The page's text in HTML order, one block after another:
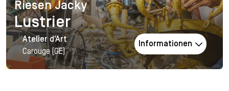
Riesen Jacky
Riesen Jacky
Lustrier
Atelier d'Art
Carouge (GE)
Informationen